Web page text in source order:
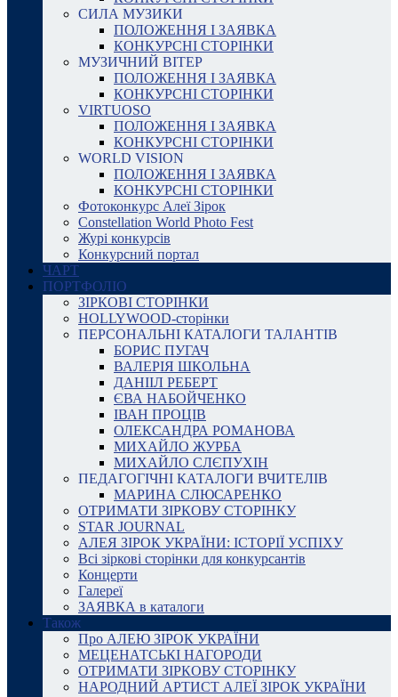
СИЛА МУЗИКИ
ПОЛОЖЕННЯ І ЗАЯВКА
КОНКУРСНІ СТОРІНКИ
МУЗИЧНИЙ ВІТЕР
ПОЛОЖЕННЯ І ЗАЯВКА
КОНКУРСНІ СТОРІНКИ
VIRTUOSO
ПОЛОЖЕННЯ І ЗАЯВКА
КОНКУРСНІ СТОРІНКИ
WORLD VISION
ПОЛОЖЕННЯ І ЗАЯВКА
КОНКУРСНІ СТОРІНКИ
Фотоконкурс Алеї Зірок
Constellation World Photo Fest
Журі конкурсів
Конкурсний портал
ЧАРТ
ПОРТФОЛІО
ЗІРКОВІ СТОРІНКИ
HOLLYWOOD-сторінки
ПЕРСОНАЛЬНІ КАТАЛОГИ ТАЛАНТІВ
БОРИС ПУГАЧ
ВАЛЕРІЯ ШКОЛЬНА
ДАНІІЛ РЕБЕРТ
ЄВА НАБОЙЧЕНКО
ІВАН ПРОЦІВ
ОЛЕКСАНДРА РОМАНОВА
МИХАЙЛО ЖУРБА
МИХАЙЛО СЛЄПУХІН
ПЕДАГОГІЧНІ КАТАЛОГИ ВЧИТЕЛІВ
МАРИНА СЛЮСАРЕНКО
ОТРИМАТИ ЗІРКОВУ СТОРІНКУ
STAR JOURNAL
АЛЕЯ ЗІРОК УКРАЇНИ: ІСТОРІЇ УСПІХУ
Всі зіркові сторінки для конкурсантів
Концерти
Галереї
ЗАЯВКА в каталоги
Також
Про АЛЕЮ ЗІРОК УКРАЇНИ
МЕЦЕНАТСЬКІ НАГОРОДИ
ОТРИМАТИ ЗІРКОВУ СТОРІНКУ
НАРОДНИЙ АРТИСТ АЛЕЇ ЗІРОК УКРАЇНИ